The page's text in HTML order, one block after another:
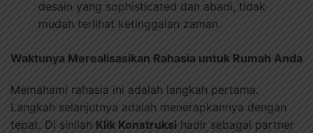
desain yang sophisticated dan abadi, tidak
mudah terlihat ketinggalan zaman.
Waktunya Merealisasikan Rahasia untuk Rumah Anda
Memahami rahasia ini adalah langkah pertama.
Langkah selanjutnya adalah menerapkannya dengan
tepat. Di sinilah Klik Konstruksi hadir sebagai partner